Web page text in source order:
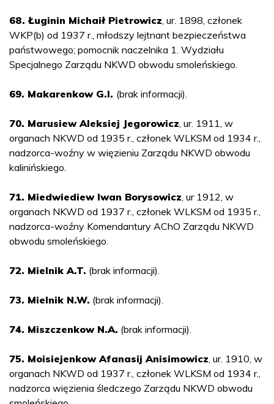
68. Ługinin Michaił Pietrowicz , ur. 1898, członek
WKP(b) od 1937 r., młodszy lejtnant bezpieczeństwa
państwowego; pomocnik naczelnika 1. Wydziału
Specjalnego Zarządu NKWD obwodu smoleńskiego.
69. Makarenkow G.I. (brak informacji).
70. Marusiew Aleksiej Jegorowicz , ur. 1911, w
organach NKWD od 1935 r., członek WLKSM od 1934 r.,
nadzorca-woźny w więzieniu Zarządu NKWD obwodu
kalinińskiego.
71. Miedwiediew Iwan Borysowicz , ur 1912, w
organach NKWD od 1937 r., członek WLKSM od 1935 r.,
nadzorca-woźny Komendantury AChO Zarządu NKWD
obwodu smoleńskiego.
72. Mielnik A.T. (brak informacji).
73. Mielnik N.W. (brak informacji).
74. Miszczenkow N.A. (brak informacji).
75. Moisiejenkow Afanasij Anisimowicz , ur. 1910, w
organach NKWD od 1937 r., członek WLKSM od 1934 r.,
nadzorca więzienia śledczego Zarządu NKWD obwodu